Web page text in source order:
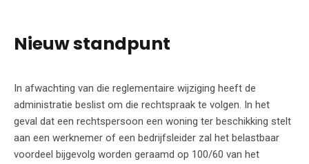
Nieuw standpunt
In afwachting van die reglementaire wijziging heeft de
administratie beslist om die rechtspraak te volgen. In het
geval dat een rechtspersoon een woning ter beschikking stelt
aan een werknemer of een bedrijfsleider zal het belastbaar
voordeel bijgevolg worden geraamd op 100/60 van het